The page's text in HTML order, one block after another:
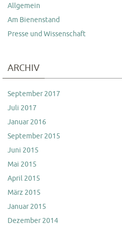
Allgemein
Am Bienenstand
Presse und Wissenschaft
ARCHIV
September 2017
Juli 2017
Januar 2016
September 2015
Juni 2015
Mai 2015
April 2015
März 2015
Januar 2015
Dezember 2014